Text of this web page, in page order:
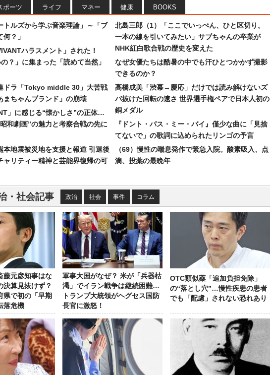
ポーツ ライフ マネー 健康 BOOKS
トルズから学ぶ音楽理論」～「ブ
？」
ハラスメント」された！
の？」に集まった「読めて当然」
ドラ「Tokyo middle 30」大苦戦
まちゃんブランド」の崩壊
」に感じる“懐かしさ”の正体…
和劇画”の魅力と考察合戦の先に
本地震被災地を支援と報道 引退後
ャリティー精神と芸能界復帰の可
北島三郎（1）「ここでいっぺん、ひと区切り。
一本の線を引いてみたい」サブちゃんの卒業が
NHK紅白歌合戦の歴史を変えた
なぜ女優たちは酷暑の中でも汗ひとつかかず撮影
できるのか？
高橋成美「渋幕→慶応」だけでは読み解けないズ
バ抜けた回転の速さ 世界選手権ペアで日本人初の
銅メダル
『ドント・パス・ミー・バイ』僅少な曲に「見捨
てないで」の歌詞に込められたリンゴの予言
（69）慢性の喘息発作で緊急入院。酸素吸入、点
滴、投薬の最晩年
・社会記事 政治 社会 事件 コラム
藤元彦知事はな
決算見抜けず？
県で初の「早期
落危機
軍事大国がなぜ？ 米が「兵器枯
渇」でイラン戦争は継続困難…
トランプ大統領がヘグセス国防
長官に激怒！
OTC類似薬「追加負担免除」
の“落とし穴”…慢性疾患の患者
でも「配慮」されない恐れあり